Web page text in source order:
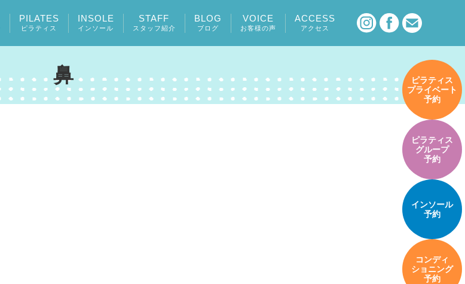
PILATES
ピラティス
INSOLE
インソール
STAFF
スタッフ紹介
BLOG
ブログ
VOICE
お客様の声
ACCESS
アクセス
ピラティス
プライベート
予約
ピラティス
グループ
予約
インソール
予約
コンディ
ショニング
予約
鼻